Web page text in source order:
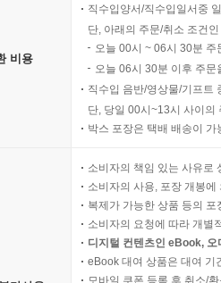
비용
직수입양서/직수입일서중
단, 아래의 주문/취소 조건
오늘 00시 ~ 06시 30분
오늘 06시 30분 이후 주
직수입 음반/영상물/기프트
단, 당일 00시~13시 사이의
박스 포장은 택배 배송이
소비자의 책임 있는 사유로
소비자의 사용, 포장 개봉
복제가 가능한 상품 등의
소비자의 요청에 따라 개별
디지털 컨텐츠인 eBook,
eBook 대여 상품은 대여 기
모바일 쿠폰 등록 후 취소/